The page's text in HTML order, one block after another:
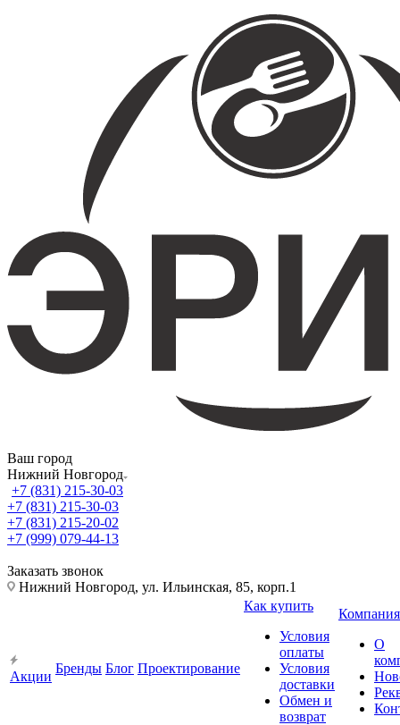
Ваш город
Нижний Новгород
+7 (831) 215-30-03
+7 (831) 215-30-03
+7 (831) 215-20-02
+7 (999) 079-44-13
Заказать звонок
Нижний Новгород, ул. Ильинская, 85, корп.1
Акции
Бренды Блог Проектирование
Как купить
Условия
оплаты
Условия
доставки
Обмен и
возврат
Компания
О